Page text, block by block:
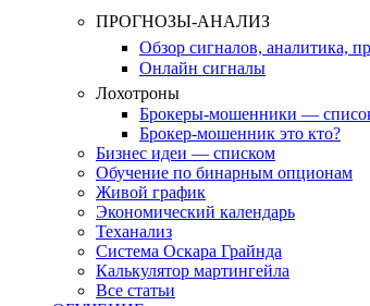
ПРОГНОЗЫ-АНАЛИЗ
Обзор сигналов, аналитика,
Онлайн сигналы
Лохотроны
Брокеры-мошенники —
Брокер-мошенник это кто?
Бизнес идеи — списком
Обучение по бинарным опционам
Живой график
Экономический календарь
Теханализ
Система Оскара Грайнда
Калькулятор мартингейла
Все статьи